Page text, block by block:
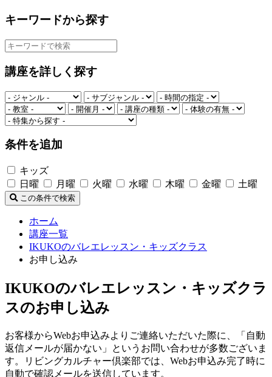
キーワードから探す
講座を詳しく探す
条件を追加
キッズ
日曜
月曜 火曜 水曜 木曜 金曜 土曜
この条件で検索
ホーム
講座一覧
IKUKOのバレエレッスン・キッズクラス
お申し込み
IKUKOのバレエレッスン・キッズクラ
スのお申し込み
お客様からWebお申込みよりご連絡いただいた際に、「自動
返信メールが届かない」というお問い合わせが多数ございま
す。リビングカルチャー倶楽部では、Webお申込み完了時に
自動で確認メールを送信しています。